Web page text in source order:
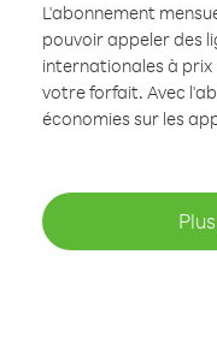
L'abonnement
pouvoir appeler des
internationales à
votre forfait. Avec
économies sur les